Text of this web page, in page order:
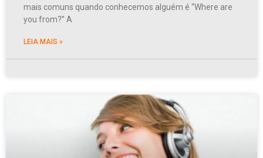
mais comuns quando conhecemos alguém é “Where are
you from?” A
LEIA MAIS »